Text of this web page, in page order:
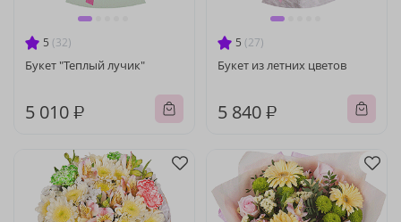
5 (32)
Букет "Теплый лучик"
5 010 ₽
5 (27)
Букет из летних цветов
5 840 ₽